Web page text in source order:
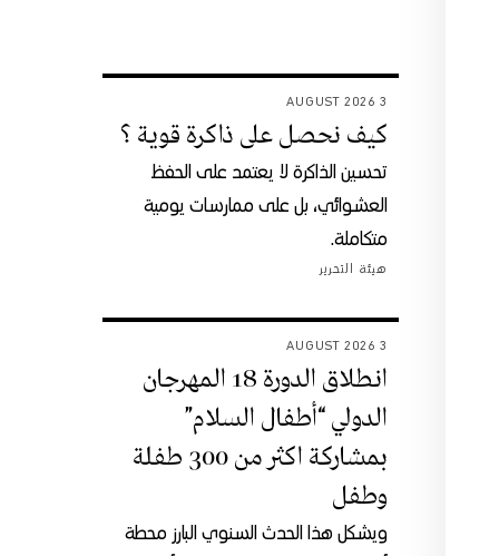
3 AUGUST 2026
كيف نحصل على ذاكرة قوية ؟
تحسين الذاكرة لا يعتمد على الحفظ
العشوائي، بل على ممارسات يومية
متكاملة.
هيئة التحرير
3 AUGUST 2026
انطلاق الدورة 18 المهرجان
الدولي “أطفال السلام”
بمشاركة اكثر من 300 طفلة
وطفل
ويشكل هذا الحدث السنوي البارز محطة